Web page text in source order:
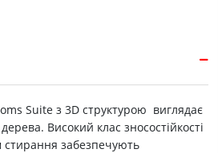
Suite з 3D структурою виглядає
Високий клас зносостійкості
забезпечують